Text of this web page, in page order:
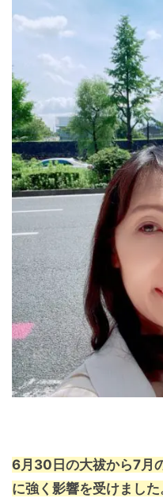
6月30日の大祓から7月
に強く影響を受けました